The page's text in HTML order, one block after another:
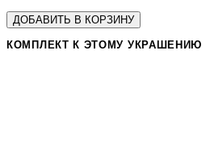
ДОБАВИТЬ В КОРЗИНУ
КОМПЛЕКТ К ЭТОМУ УКРАШЕНИЮ